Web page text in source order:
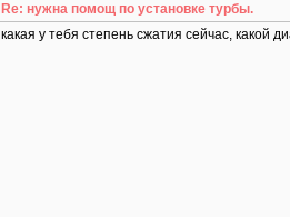
Re: нужна помощ по установке турбы.
какая у тебя степень сжатия сейчас, какой